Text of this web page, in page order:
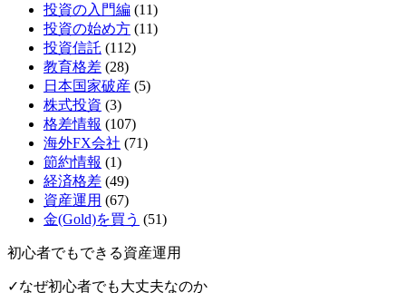
投資の入門編 (11)
投資の始め方 (11)
投資信託 (112)
教育格差 (28)
日本国家破産 (5)
株式投資 (3)
格差情報 (107)
海外FX会社 (71)
節約情報 (1)
経済格差 (49)
資産運用 (67)
金(Gold)を買う (51)
初心者でもできる資産運用
✓なぜ初心者でも大丈夫なのか